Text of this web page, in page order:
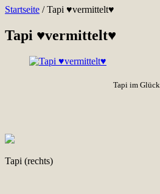
Startseite /Tapi ♥vermittelt♥
Tapi ♥vermittelt♥
Tapi im Glück
Tapi (rechts)